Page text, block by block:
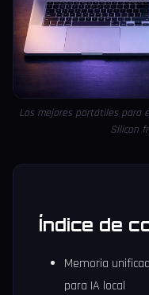
Los mejores portátiles para
Silicon
Índice de
Memoria
para IA local